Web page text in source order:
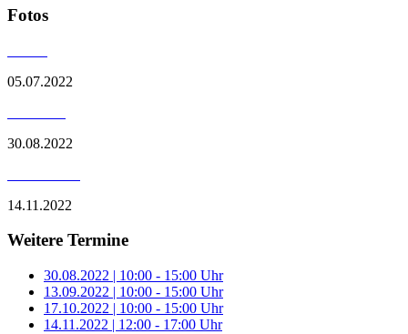
Fotos
05.07.2022
30.08.2022
14.11.2022
Weitere Termine
30.08.2022 | 10:00 - 15:00 Uhr
13.09.2022 | 10:00 - 15:00 Uhr
17.10.2022 | 10:00 - 15:00 Uhr
14.11.2022 | 12:00 - 17:00 Uhr